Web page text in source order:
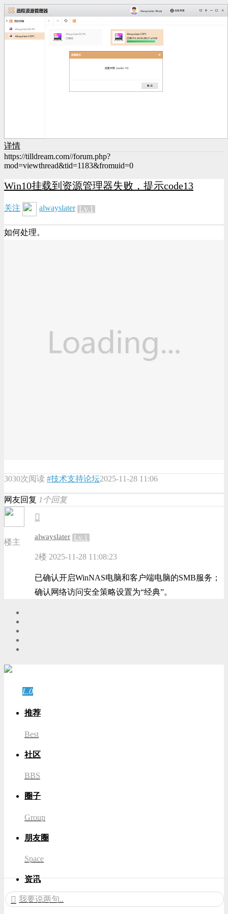
详情
https://tilldream.com//forum.php?
mod=viewthread&tid=1183&fromuid=0
Win10挂载到资源管理器失败，提示code13
关注 alwayslater Lv.1
如何处理。
3030次阅读 #技术支持论坛2025-11-28 11:06
网友回复 1个回复
楼主
alwayslater Lv.1
2楼 2025-11-28 11:08:23
已确认开启WinNAS电脑和客户端电脑的SMB服务；
确认网络访问安全策略设置为“经典”。
我要说两句..
L.0
推荐
Best
社区
BBS
圈子
Group
朋友圈
Space
资讯
News